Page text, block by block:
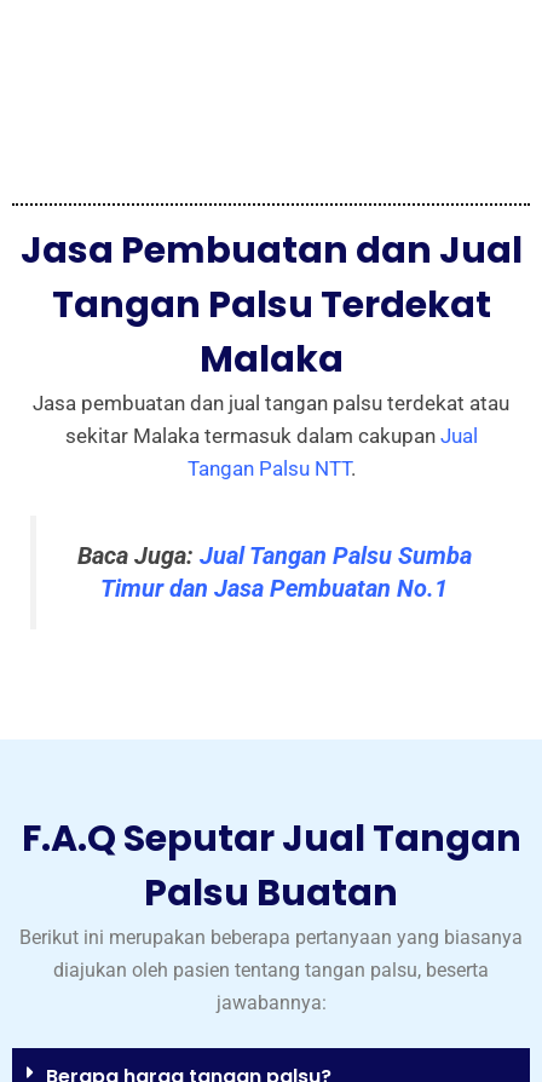
Jasa Pembuatan dan Jual
Tangan Palsu Terdekat
Malaka
Jasa pembuatan dan jual tangan palsu terdekat atau
sekitar Malaka termasuk dalam cakupan Jual
Tangan Palsu NTT.
Baca Juga: Jual Tangan Palsu Sumba
Timur dan Jasa Pembuatan No.1
F.A.Q Seputar Jual Tangan
Palsu Buatan
Berikut ini merupakan beberapa pertanyaan yang biasanya
diajukan oleh pasien tentang tangan palsu, beserta
jawabannya:
Berapa harga tangan palsu?